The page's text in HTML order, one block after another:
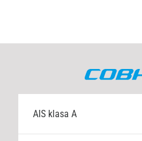
AIS klasa A